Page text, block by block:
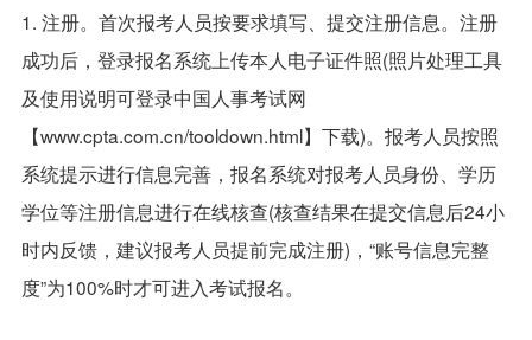
1. 注册。首次报考人员按要求填写、提交注册信息。注册
成功后，登录报名系统上传本人电子证件照(照片处理工具
及使用说明可登录中国人事考试网
【www.cpta.com.cn/tooldown.html】下载)。报考人员按照
系统提示进行信息完善，报名系统对报考人员身份、学历
学位等注册信息进行在线核查(核查结果在提交信息后24小
时内反馈，建议报考人员提前完成注册)，“账号信息完整
度”为100%时才可进入考试报名。